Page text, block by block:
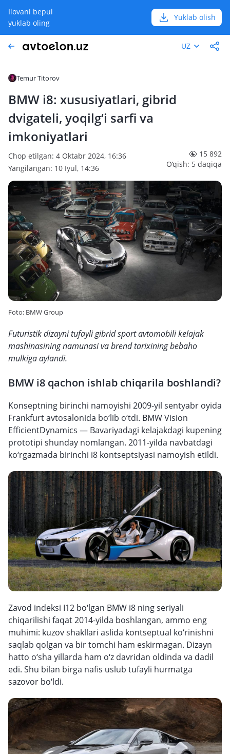
Ilovani bepul
yuklab oling
Yuklab olish
UZ
Temur Titorov
BMW i8: xususiyatlari, gibrid
dvigateli, yoqilg‘i sarfi va
imkoniyatlari
Chop etilgan: 4 Oktabr 2024, 16:36
Yangilangan: 10 Iyul, 14:36
15 892
O‘qish: 5 daqiqa
Foto: BMW Group
Futuristik dizayni tufayli gibrid sport avtomobili kelajak
mashinasining namunasi va brend tarixining bebaho
mulkiga aylandi.
BMW i8 qachon ishlab chiqarila boshlandi?
Konseptning birinchi namoyishi 2009-yil sentyabr oyida
Frankfurt avtosalonida bo‘lib o‘tdi. BMW Vision
EfficientDynamics — Bavariyadagi kelajakdagi kupening
prototipi shunday nomlangan. 2011-yilda navbatdagi
ko‘rgazmada birinchi i8 kontseptsiyasi namoyish etildi.
Zavod indeksi I12 bo‘lgan BMW i8 ning seriyali
chiqarilishi faqat 2014-yilda boshlangan, ammo eng
muhimi: kuzov shakllari aslida kontseptual ko‘rinishni
saqlab qolgan va bir tomchi ham eskirmagan. Dizayn
hatto o‘sha yillarda ham o‘z davridan oldinda va dadil
edi. Shu bilan birga nafis uslub tufayli hurmatga
sazovor bo‘ldi.